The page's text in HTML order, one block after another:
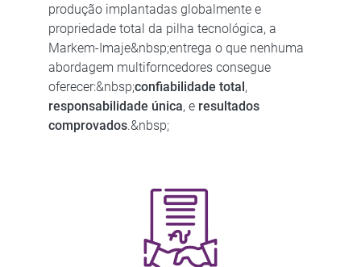
produção implantadas globalmente e
propriedade total da pilha tecnológica, a
Markem-Imaje&nbsp;entrega o que nenhuma
abordagem multiforncedores consegue
oferecer:&nbsp;confiabilidade total,
responsabilidade única, e resultados
comprovados.&nbsp;